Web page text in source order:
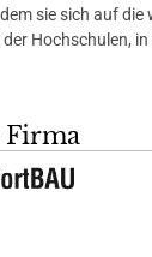
sie sich auf die
Hochschulen,
Firma